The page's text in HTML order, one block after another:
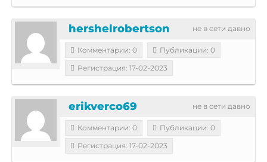
не в сети давно
hershelrobertson
Комментарии: 0
Публикации: 0
Регистрация: 17-02-2023
не в сети давно
erikverco69
Комментарии: 0
Публикации: 0
Регистрация: 17-02-2023